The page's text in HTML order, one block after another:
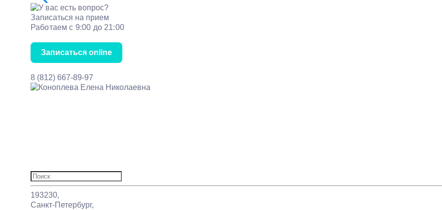
Записаться на прием
Работаем с 9:00 до 21:00
Записаться online
8 (812) 667-89-97
Найти:
193230,
Санкт-Петербург,